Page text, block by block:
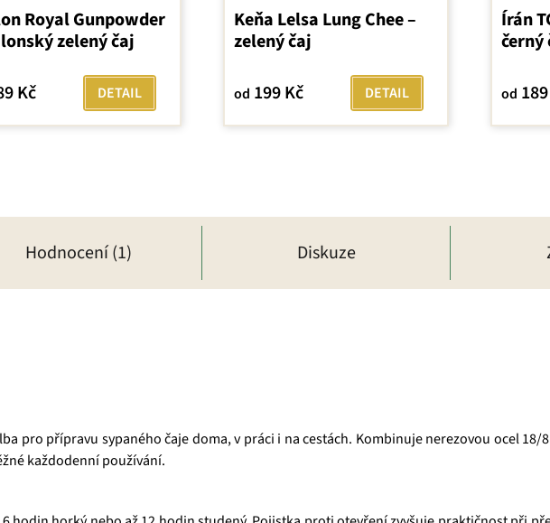
Royal Gunpowder
zelený čaj
Kč DETAIL
Keňa Lelsa Lung Chee –
zelený čaj
od 199 Kč DETAIL
Írán
černý
od
Hodnocení (1) Diskuze
pro přípravu sypaného čaje doma, v práci i na cestách. Kombinuje nerezovou ocel 18/
každodenní používání.